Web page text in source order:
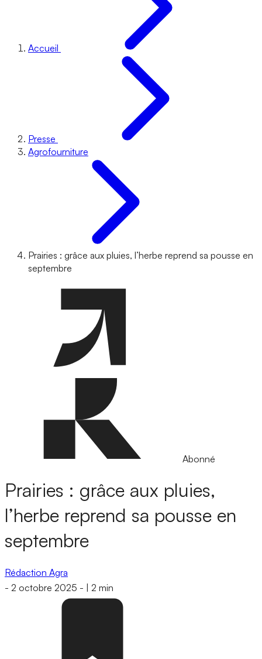
Accueil
Presse
Agrofourniture
Prairies : grâce aux pluies, l’herbe reprend sa pousse en
septembre
Abonné
Prairies : grâce aux pluies,
l’herbe reprend sa pousse en
septembre
Rédaction Agra
- 2 octobre 2025 - 2 min